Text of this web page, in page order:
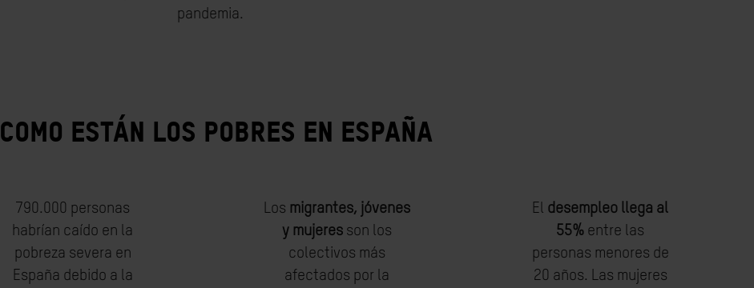
pandemia.
COMO ESTÁN LOS POBRES EN ESPAÑA
790.000 personas
habrían caído en la
pobreza severa en
España debido a la
Los migrantes, jóvenes
y mujeresson los
colectivos más
afectados por la
El desempleo llega al
55% entre las
personas menores de
20 años. Las mujeres